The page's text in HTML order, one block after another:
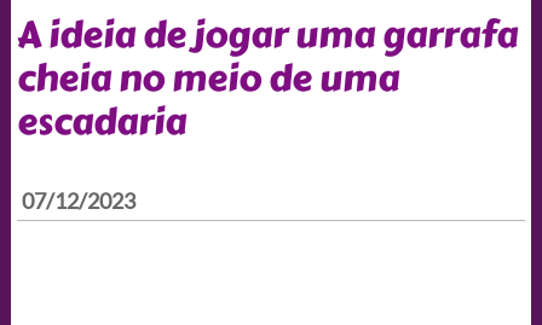
A ideia de jogar uma garrafa
cheia no meio de uma
escadaria
07/12/2023